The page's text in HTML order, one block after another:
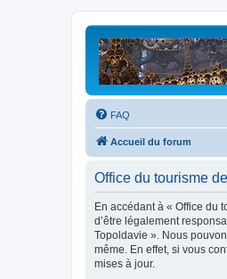
FAQ
Accueil du forum
Office du tourisme
En accédant à « Office du
d’être légalement
Topoldavie ». Nous
même. En effet, si vous
mises à jour.